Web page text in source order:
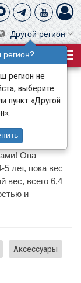
Другой регион
регион?
регион не
выберите
пункт «Другой
коляски
Pact Pro может
Она
лет, пока вес
вес, всего 6,4
и
Аксессуары